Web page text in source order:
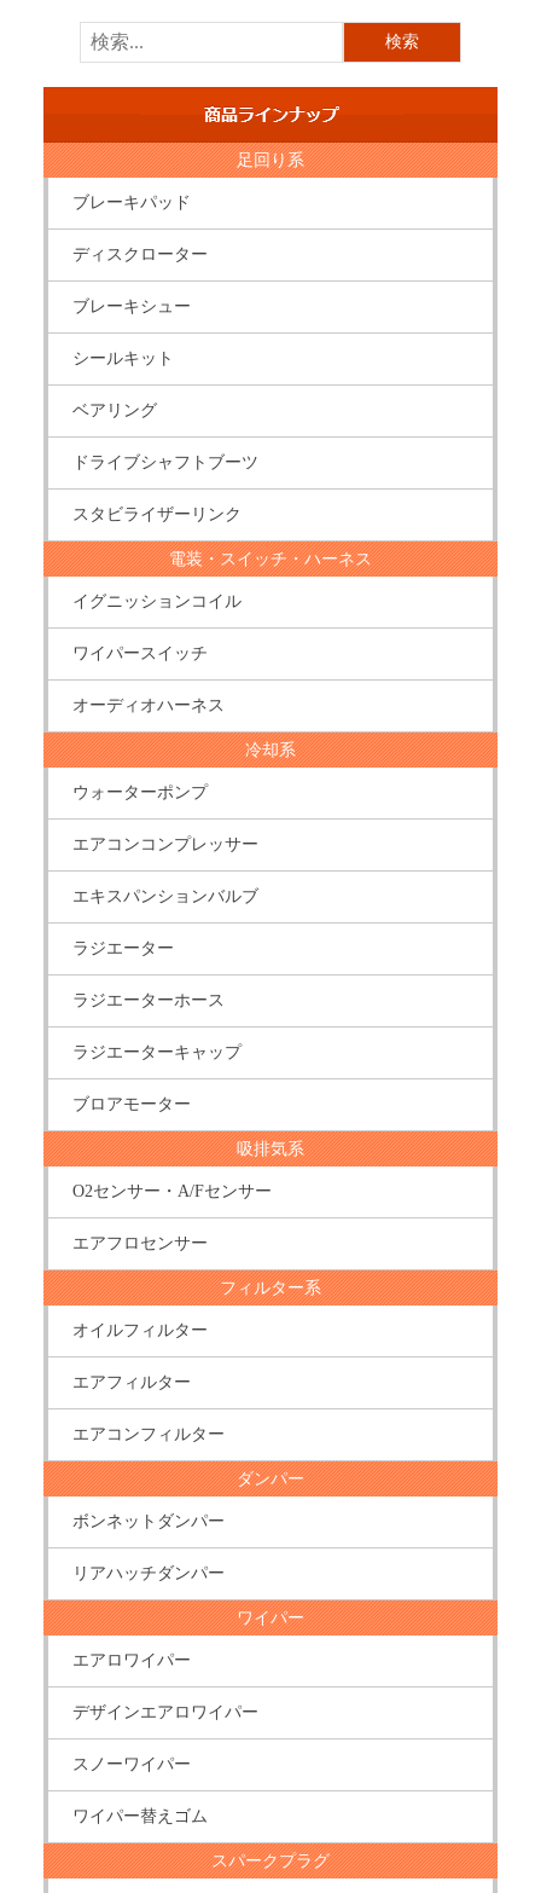
足回り系
ブレーキパッド
ディスクローター
ブレーキシュー
シールキット
ベアリング
ドライブシャフトブーツ
スタビライザーリンク
電装・スイッチ・ハーネス
イグニッションコイル
ワイパースイッチ
オーディオハーネス
冷却系
ウォーターポンプ
エアコンコンプレッサー
エキスパンションバルブ
ラジエーター
ラジエーターホース
ラジエーターキャップ
ブロアモーター
吸排気系
O2センサー・A/Fセンサー
エアフロセンサー
フィルター系
オイルフィルター
エアフィルター
エアコンフィルター
ダンパー
ボンネットダンパー
リアハッチダンパー
ワイパー
エアロワイパー
デザインエアロワイパー
スノーワイパー
ワイパー替えゴム
スパークプラグ